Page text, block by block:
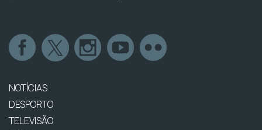
NOTÍCIAS
DESPORTO
TELEVISÃO